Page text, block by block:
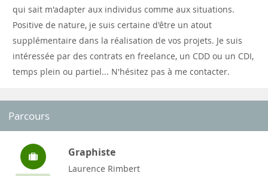
qui sait m'adapter aux individus comme aux situations.
Positive de nature, je suis certaine d'être un atout
supplémentaire dans la réalisation de vos projets. Je suis
intéressée par des contrats en freelance, un CDD ou un CDI,
temps plein ou partiel... N'hésitez pas à me contacter.
Parcours
Graphiste
Laurence Rimbert